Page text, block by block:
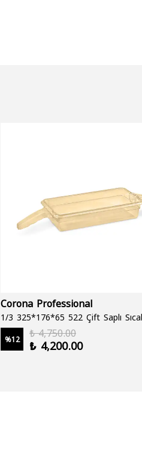
Corona Professional
%12
₺ 4,750.00
₺ 4,200.00